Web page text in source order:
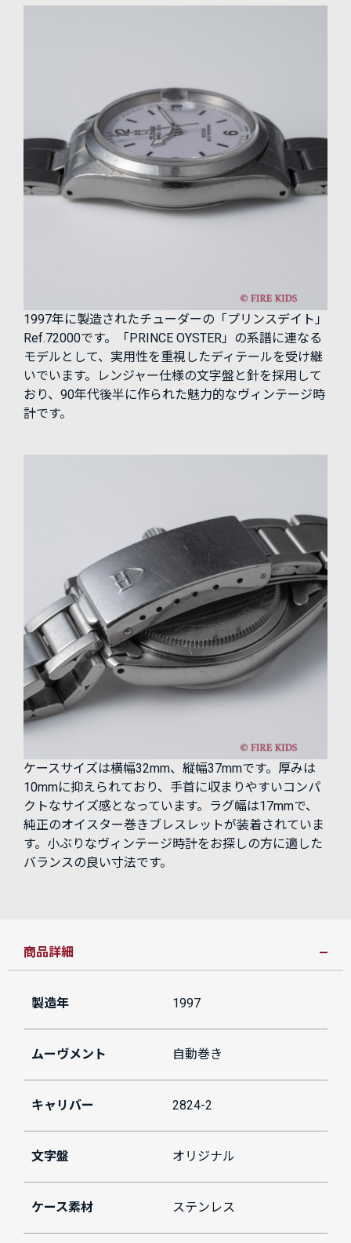
1997年に製造されたチューダーの「プリンスデイト」
Ref.72000です。「PRINCE OYSTER」の系譜に連なる
モデルとして、実用性を重視したディテールを受け継
いでいます。レンジャー仕様の文字盤と針を採用して
おり、90年代後半に作られた魅力的なヴィンテージ時
計です。
ケースサイズは横幅32mm、縦幅37mmです。厚みは
10mmに抑えられており、手首に収まりやすいコンパ
クトなサイズ感となっています。ラグ幅は17mmで、
純正のオイスター巻きブレスレットが装着されていま
す。小ぶりなヴィンテージ時計をお探しの方に適した
バランスの良い寸法です。
商品詳細
製造年 1997
ムーヴメント 自動巻き
キャリバー 2824-2
文字盤 オリジナル
ケース素材 ステンレス